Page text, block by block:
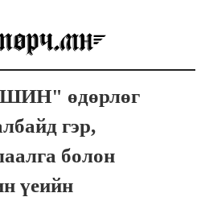
өдөрлөг
гэр,
болон
үеийн